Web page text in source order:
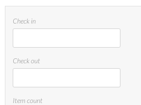
Check in
Check out
Item count